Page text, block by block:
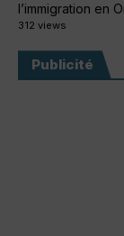
l’immigration en
312 views
Publicité